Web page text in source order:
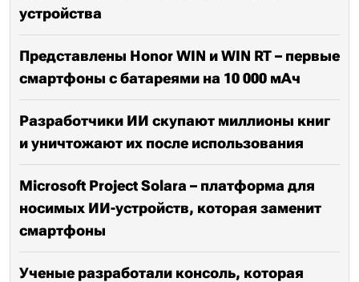
устройства
Представлены Honor WIN и WIN RT – первые
смартфоны с батареями на 10 000 мАч
Разработчики ИИ скупают миллионы книг
и уничтожают их после использования
Microsoft Project Solara – платформа для
носимых ИИ-устройств, которая заменит
смартфоны
Ученые разработали консоль, которая